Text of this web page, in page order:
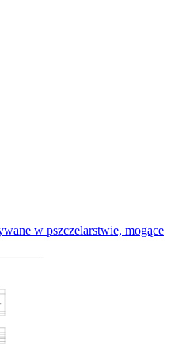
w pszczelarstwie, mogące